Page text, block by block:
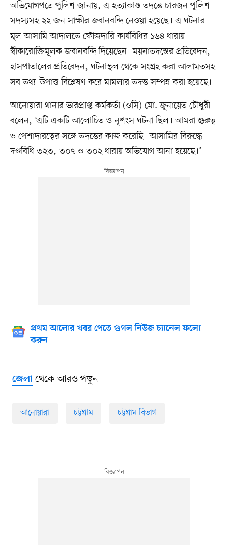
অভিযোগপত্রে পুলিশ জানায়, এ হত্যাকাণ্ড তদন্তে চারজন পুলিশ
সদস্যসহ ২২ জন সাক্ষীর জবানবন্দি নেওয়া হয়েছে। এ ঘটনার
মূল আসামি আদালতে ফৌজদারি কার্যবিধির ১৬৪ ধারায়
স্বীকারোক্তিমূলক জবানবন্দি দিয়েছেন। ময়নাতদন্তের প্রতিবেদন,
হাসপাতালের প্রতিবেদন, ঘটনাস্থল থেকে সংগ্রহ করা আলামতসহ
সব তথ্য-উপাত্ত বিশ্লেষণ করে মামলার তদন্ত সম্পন্ন করা হয়েছে।
আনোয়ারা থানার ভারপ্রাপ্ত কর্মকর্তা (ওসি) মো. জুনায়েত চৌধুরী
বলেন, ‘এটি একটি আলোচিত ও নৃশংস ঘটনা ছিল। আমরা গুরুত্ব
ও পেশাদারত্বের সঙ্গে তদন্তের কাজ করেছি। আসামির বিরুদ্ধে
দণ্ডবিধি ৩২৩, ৩০৭ ও ৩০২ ধারায় অভিযোগ আনা হয়েছে।’
প্রথম আলোর খবর পেতে গুগল নিউজ চ্যানেল ফলো
করুন
জেলাথেকে আরও পড়ুন
আনোয়ারা চট্টগ্রাম চট্টগ্রাম বিভাগ